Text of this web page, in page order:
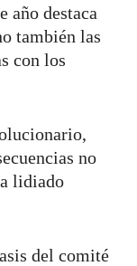
año destaca
también las
con los
no
lidiado
del comité